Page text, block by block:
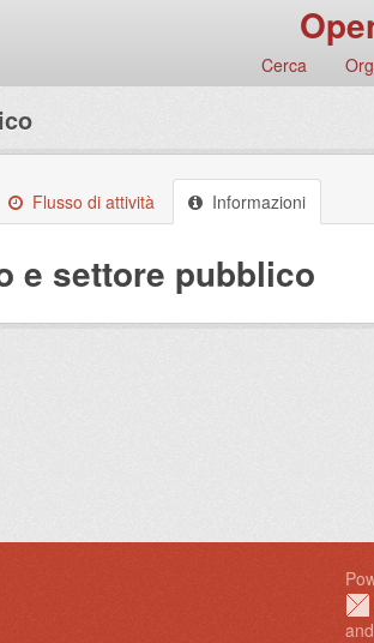
Cerca
Flusso di attività Informazioni
e settore pubblico
and